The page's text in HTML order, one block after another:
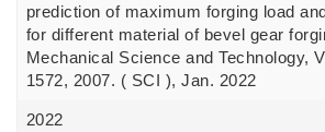
prediction of maximum forging load
for different material of bevel gear
Mechanical Science and Technology,
1572, 2007. ( SCI ), Jan. 2022
2022